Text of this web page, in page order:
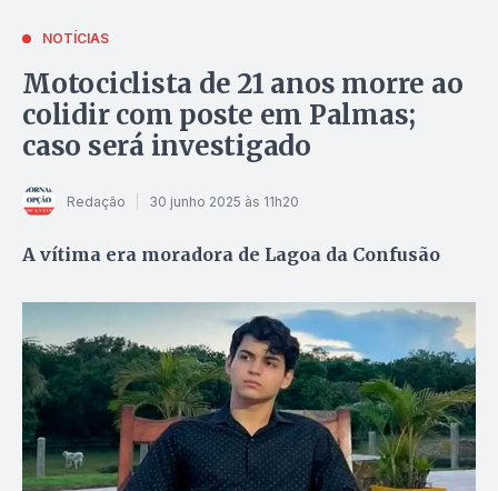
NOTÍCIAS
Motociclista de 21 anos morre ao
colidir com poste em Palmas;
caso será investigado
Redação 30 junho 2025 às 11h20
A vítima era moradora de Lagoa da Confusão